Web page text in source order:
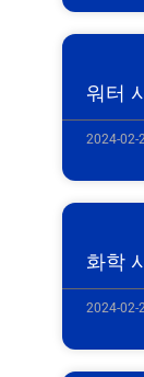
워터
2024-02-
화학
2024-02-